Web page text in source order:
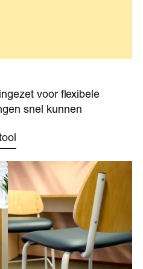
voor flexibele
snel kunnen